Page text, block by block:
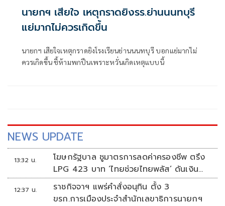
นายกฯ เสียใจ เหตุกราดยิงรร.ย่านนนทบุรี
แย่มากไม่ควรเกิดขึ้น
นายกฯ เสียใจเหตุกราดยิงโรงเรียนย่านนนทบุรี บอกแย่มากไม่
ควรเกิดขึ้น ชี้ห้ามพกปืนเพราะหวั่นเกิดเหตุแบบนี้
NEWS UPDATE
13:32 น.
โฆษกรัฐบาล ชูมาตรการลดค่าครองชีพ ตรึง
LPG 423 บาท ‘ไทยช่วยไทยพลัส’ ดันเงิน
หมุนแสนล้าน
12:37 น.
ราชกิจจาฯ แพร่คำสั่งอนุทิน ตั้ง 3
ขรก.การเมืองประจำสำนักเลขาธิการนายกฯ